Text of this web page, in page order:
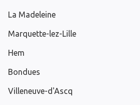
La Madeleine
Marquette-lez-Lille
Hem
Bondues
Villeneuve-d'Ascq